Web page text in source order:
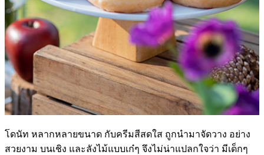
โดนัท หลากหลายขนาด กับครีมสีสดใส ถูกนำมาจัดวาง อย่าง
สวยงาม บนเชิง และลังไม้แบบเก๋ๆ จึงไม่น่าแปลกใจว่า มีเด็กๆ